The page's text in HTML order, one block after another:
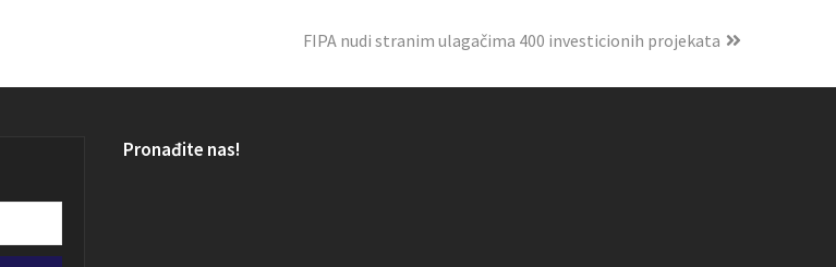
FIPA nudi stranim ulagačima 400 investicionih projekata
Pronađite nas!